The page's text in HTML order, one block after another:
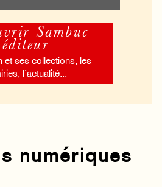
Sambuc
éditeur
et ses collections, les
l’actualité...
numériques